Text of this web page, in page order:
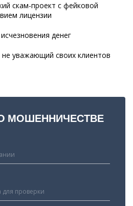
скам-проект с фейковой
лицензии
денег
уважающий своих клиентов
МОШЕННИЧЕСТВЕ